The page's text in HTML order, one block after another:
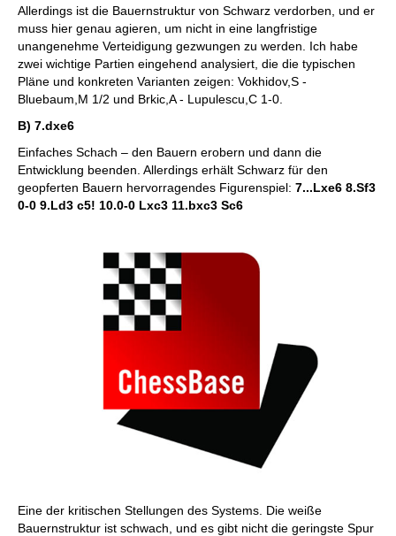
Allerdings ist die Bauernstruktur von Schwarz verdorben, und er
muss hier genau agieren, um nicht in eine langfristige
unangenehme Verteidigung gezwungen zu werden. Ich habe
zwei wichtige Partien eingehend analysiert, die die typischen
Pläne und konkreten Varianten zeigen: Vokhidov,S -
Bluebaum,M 1/2 und Brkic,A - Lupulescu,C 1-0.
B) 7.dxe6
Einfaches Schach – den Bauern erobern und dann die
Entwicklung beenden. Allerdings erhält Schwarz für den
geopferten Bauern hervorragendes Figurenspiel: 7...Lxe6 8.Sf3
0-0 9.Ld3 c5! 10.0-0 Lxc3 11.bxc3 Sc6
Eine der kritischen Stellungen des Systems. Die weiße
Bauernstruktur ist schwach, und es gibt nicht die geringste Spur